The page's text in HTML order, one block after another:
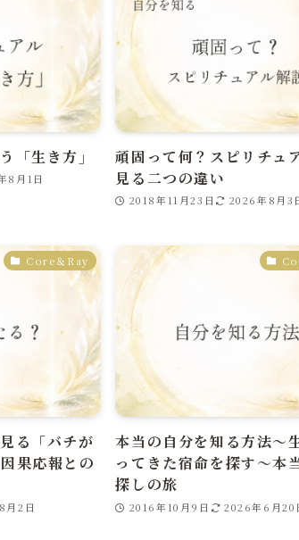
「生き方」
8月1日
頑固って何？スピリチュ
見る二つの違い
2018年11月23日 2026年8月3
Core＆Ray
る「バチが
果応報との
月2日
本当の自分を知る方法～
ってきた宿命を探す～本
探しの旅
2016年10月9日 2026年6月20